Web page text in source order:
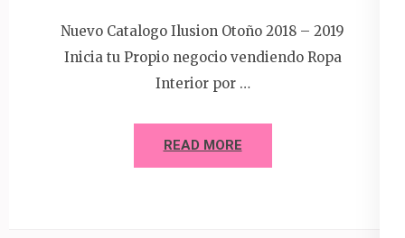
Nuevo Catalogo Ilusion Otoño 2018 – 2019
Inicia tu Propio negocio vendiendo Ropa
Interior por …
READ MORE